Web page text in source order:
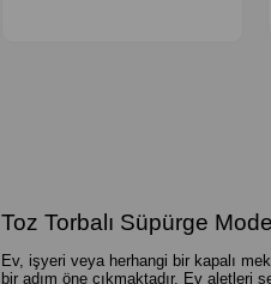
Toz Torbalı Süpürge
Ev, işyeri veya herhangi bir kapalı
bir adım öne çıkmaktadır. Ev